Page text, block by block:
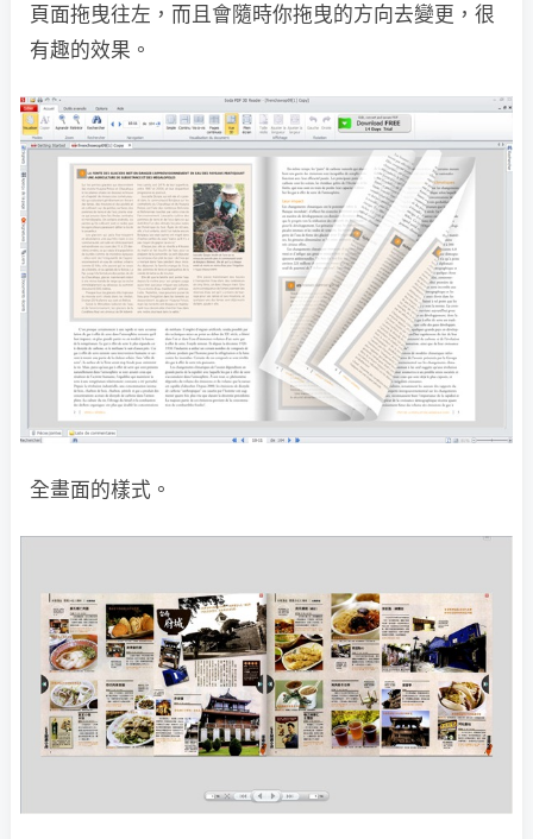
頁面拖曳往左，而且會隨時你拖曳的方向去變更，很
有趣的效果。
全畫面的樣式。